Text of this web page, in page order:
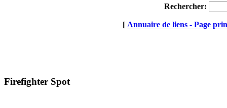
Rechercher:
[ Annuaire de liens - Page
Firefighter Spot